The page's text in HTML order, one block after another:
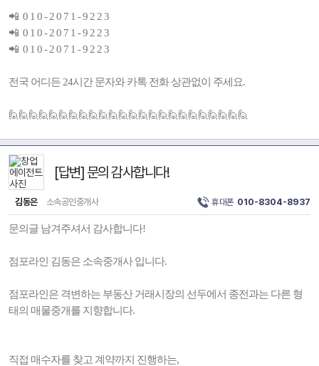
📲 0 1 0 - 2 0 7 1 - 9 2 2 3
📲 0 1 0 - 2 0 7 1 - 9 2 2 3
📲 0 1 0 - 2 0 7 1 - 9 2 2 3
전국 어디든 24시간 문자와 카톡 전화 상관없이 주세요.
🙋🙋🙋🙋🙋🙋🙋🙋🙋🙋🙋🙋🙋🙋🙋🙋🙋🙋🙋🙋🙋🙋🙋🙋
[답변] 문의 감사합니다!
김동은 소속공인중개사 휴대폰 010-8304-8937
문의글 남겨주셔서 감사합니다!
점포라인 김동은 소속중개사 입니다.
점포라인은 격변하는 부동산 거래시장의 선두에서 종전과는 다른 형
태의 매물중개를 지향합니다.
직접 매수자를 찾고 계약까지 진행하는,